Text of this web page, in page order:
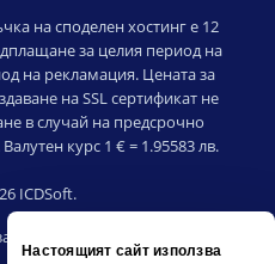
Настоящият сайт използва
на споделен хостинг е 12
за целия период на
на рекламация. Цената за
на SSL сертификат не
в случай на предсрочно
курс 1 € = 1.95583 лв.
ICDSoft.
ползване